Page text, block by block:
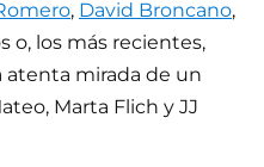
, David Broncano,
o, los más recientes,
atenta mirada de un
Marta Flich y JJ